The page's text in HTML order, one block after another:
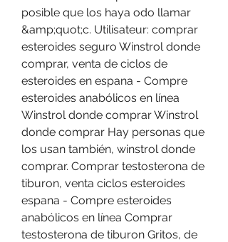
posible que los haya odo llamar
&amp;quot;c. Utilisateur: comprar
esteroides seguro Winstrol donde
comprar, venta de ciclos de
esteroides en espana - Compre
esteroides anabólicos en línea
Winstrol donde comprar Winstrol
donde comprar Hay personas que
los usan también, winstrol donde
comprar. Comprar testosterona de
tiburon, venta ciclos esteroides
espana - Compre esteroides
anabólicos en línea Comprar
testosterona de tiburon Gritos, de